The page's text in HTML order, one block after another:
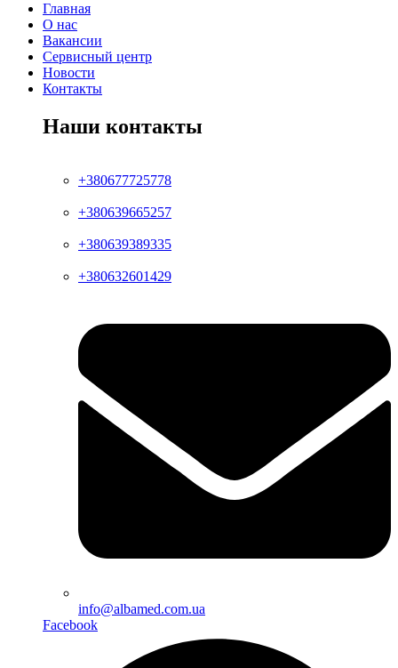
Главная
О нас
Вакансии
Сервисный центр
Новости
Контакты
Наши контакты
+380677725778
+380639665257
+380639389335
+380632601429
info@albamed.com.ua
Facebook